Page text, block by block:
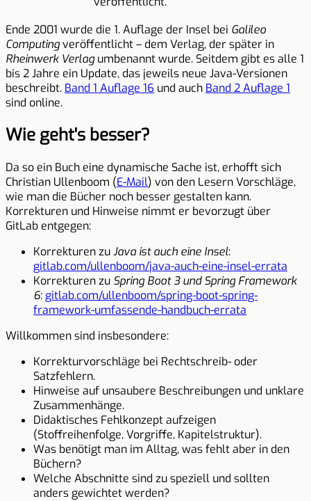
Ende 2001 wurde die 1. Auflage der Insel bei Galileo
Computingveröffentlicht – dem Verlag, der später in
Rheinwerk Verlagumbenannt wurde. Seitdem gibt es alle 1
bis 2 Jahre ein Update, das jeweils neue Java-Versionen
beschreibt. Band 1 Auflage 16 und auch Band 2 Auflage 1
sind online.
Wie geht's besser?
Da so ein Buch eine dynamische Sache ist, erhofft sich
Christian Ullenboom (E-Mail) von den Lesern Vorschläge,
wie man die Bücher noch besser gestalten kann.
Korrekturen und Hinweise nimmt er bevorzugt über
GitLab entgegen:
Korrekturen zuJava ist auch eine Insel:
gitlab.com/ullenboom/java-auch-eine-insel-errata
Korrekturen zu Spring Boot 3 und Spring Framework
6: gitlab.com/ullenboom/spring-boot-spring-
framework-umfassende-handbuch-errata
Willkommen sind insbesondere:
Korrekturvorschläge bei Rechtschreib- oder
Satzfehlern.
Hinweise auf unsaubere Beschreibungen und unklare
Zusammenhänge.
Didaktisches Fehlkonzept aufzeigen
(Stoffreihenfolge, Vorgriffe, Kapitelstruktur).
Was benötigt man im Alltag, was fehlt aber in den
Büchern?
Welche Abschnitte sind zu speziell und sollten
anders gewichtet werden?